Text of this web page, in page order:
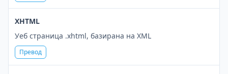
XHTML
Уеб страница .xhtml, базирана на XML
Превод